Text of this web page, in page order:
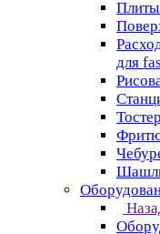
для